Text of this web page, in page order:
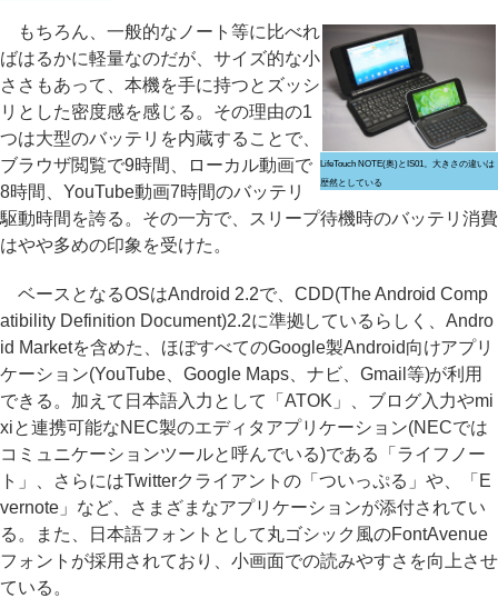
LifeTouch NOTE(奥)とIS01。大きさの違いは
歴然としている
もちろん、一般的なノート等に比べれ
ばはるかに軽量なのだが、サイズ的な小
ささもあって、本機を手に持つとズッシ
リとした密度感を感じる。その理由の1
つは大型のバッテリを内蔵することで、
ブラウザ閲覧で9時間、ローカル動画で
8時間、YouTube動画7時間のバッテリ
駆動時間を誇る。その一方で、スリープ待機時のバッテリ消費
はやや多めの印象を受けた。
ベースとなるOSはAndroid 2.2で、CDD(The Android Comp
atibility Definition Document)2.2に準拠しているらしく、Andro
id Marketを含めた、ほぼすべてのGoogle製Android向けアプリ
ケーション(YouTube、Google Maps、ナビ、Gmail等)が利用
できる。加えて日本語入力として「ATOK」、ブログ入力やmi
xiと連携可能なNEC製のエディタアプリケーション(NECでは
コミュニケーションツールと呼んでいる)である「ライフノー
ト」、さらにはTwitterクライアントの「ついっぷる」や、「E
vernote」など、さまざまなアプリケーションが添付されてい
る。また、日本語フォントとして丸ゴシック風のFontAvenue
フォントが採用されており、小画面での読みやすさを向上させ
ている。